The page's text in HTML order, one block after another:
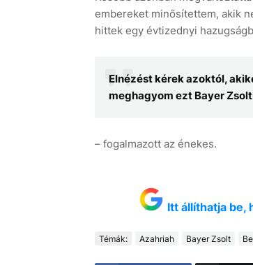
embereket minősítettem, akik
hittek egy évtizednyi
Elnézést kérek azoktól,
meghagyom ezt Bayer
– fogalmazott az énekes.
Itt állíthatja be,
Témák: Azahriah Bayer Zsolt